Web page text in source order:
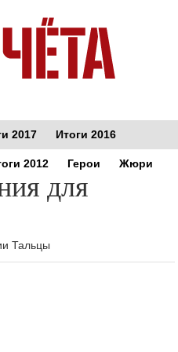
2017 Итоги 2016
2012 Герои Жюри
для
Тальцы